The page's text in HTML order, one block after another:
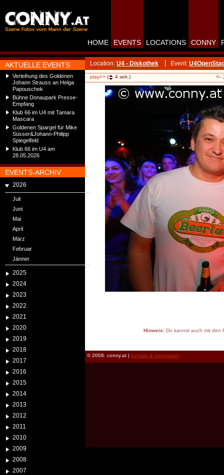
AKTUELLE EVENTS
Verleihung des Goldenen
Johann Strauss an Helga
Papouschek
Bühne Donaupark Presse-
Empfang
Klub 66 im U4 mit Tamara
Mascara
Goldenen Spargel für Mike
Süsser&Johann-Philipp
Spiegelfeld
Klub 66 im U4 am
28.05.2026
EVENTS-ARCHIV
2026
Juli
Juni
Mai
April
März
Februar
Jänner
2025
2024
2023
2022
2021
2020
2019
2018
2017
2016
2015
2014
2013
2012
2011
2010
2009
2008
2007
HOME EVENTS LOCATIONS CONNY
Location: U4 - Diskothek Event:
play>> ( 4 sek.) <-
Hinweis:Du kannst auch mit den
© 2008: conny.at | kontakt & impressum